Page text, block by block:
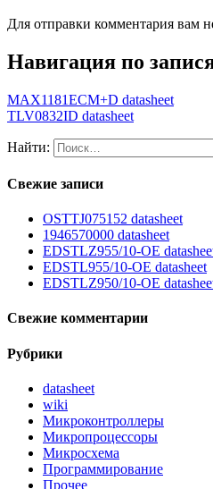
Для отправки комментария вам
Навигация по
MAX1181ECM+D datasheet
TLV0832ID datasheet
Найти:
Свежие записи
OSTTJ075152 datasheet
1946570000 datasheet
EDSTLZ955/10-OE
EDSTL955/10-OE datasheet
EDSTLZ950/10-OE
Свежие комментарии
Рубрики
datasheet
wiki
Микроконтроллеры
Микропроцессоры
Микросхема
Программирование
Прочее